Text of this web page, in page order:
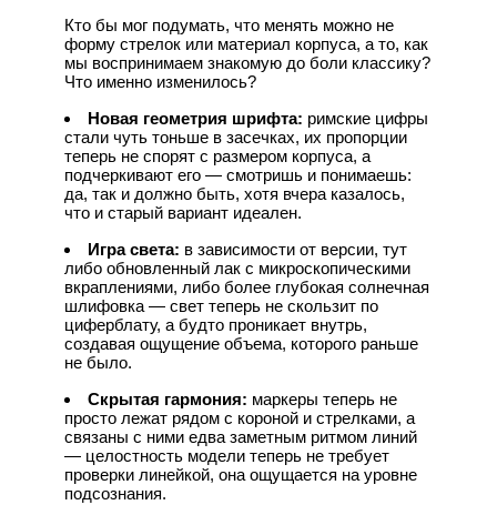
Кто бы мог подумать, что менять можно не
форму стрелок или материал корпуса, а то, как
мы воспринимаем знакомую до боли классику?
Что именно изменилось?
Новая геометрия шрифта: римские цифры
стали чуть тоньше в засечках, их пропорции
теперь не спорят с размером корпуса, а
подчеркивают его — смотришь и понимаешь:
да, так и должно быть, хотя вчера казалось,
что и старый вариант идеален.
Игра света: в зависимости от версии, тут
либо обновленный лак с микроскопическими
вкраплениями, либо более глубокая солнечная
шлифовка — свет теперь не скользит по
циферблату, а будто проникает внутрь,
создавая ощущение объема, которого раньше
не было.
Скрытая гармония: маркеры теперь не
просто лежат рядом с короной и стрелками, а
связаны с ними едва заметным ритмом линий
— целостность модели теперь не требует
проверки линейкой, она ощущается на уровне
подсознания.